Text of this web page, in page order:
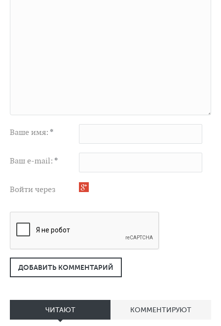
Ваше имя: *
Ваш e-mail: *
Войти через
ДОБАВИТЬ КОММЕНТАРИЙ
ЧИТАЮТ КОММЕНТИРУЮТ